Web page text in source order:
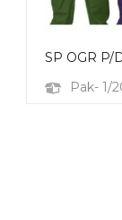
SP OGR P/
Pak- 1/